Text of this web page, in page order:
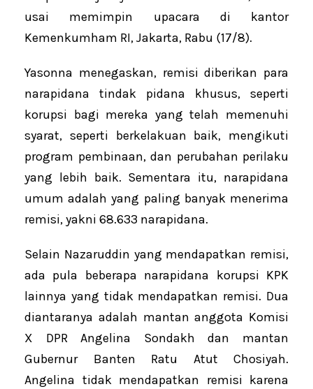
usai memimpin upacara di kantor
Kemenkumham RI, Jakarta, Rabu (17/8).
Yasonna menegaskan, remisi diberikan para
narapidana tindak pidana khusus, seperti
korupsi bagi mereka yang telah memenuhi
syarat, seperti berkelakuan baik, mengikuti
program pembinaan, dan perubahan perilaku
yang lebih baik. Sementara itu, narapidana
umum adalah yang paling banyak menerima
remisi, yakni 68.633 narapidana.
Selain Nazaruddin yang mendapatkan remisi,
ada pula beberapa narapidana korupsi KPK
lainnya yang tidak mendapatkan remisi. Dua
diantaranya adalah mantan anggota Komisi
X DPR Angelina Sondakh dan mantan
Gubernur Banten Ratu Atut Chosiyah.
Angelina tidak mendapatkan remisi karena